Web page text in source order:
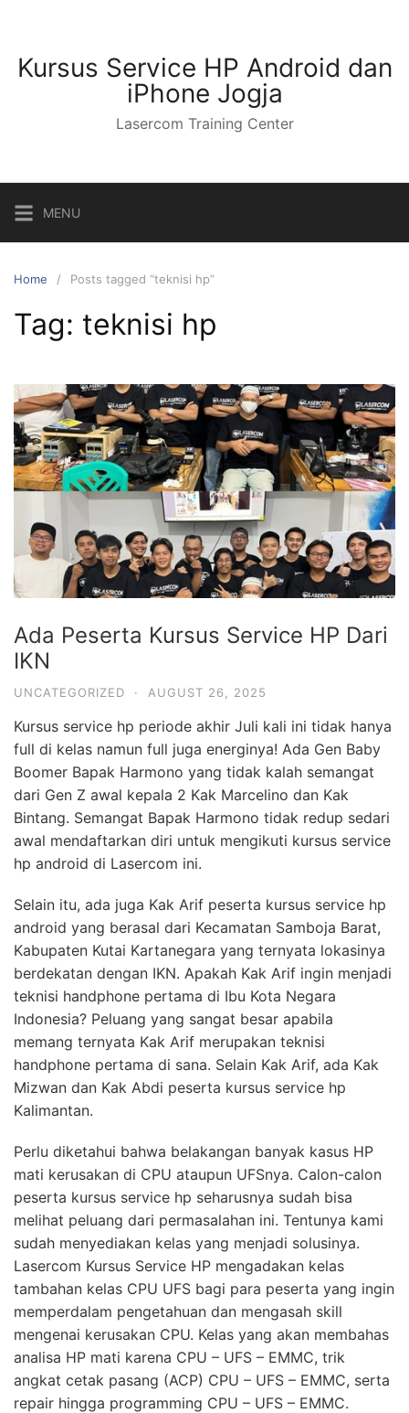
Kursus Service HP Android dan
iPhone Jogja
Lasercom Training Center
MENU
Home Posts tagged “teknisi hp”
Tag: teknisi hp
Ada Peserta Kursus Service HP Dari
IKN
UNCATEGORIZED · AUGUST 26, 2025
Kursus service hp periode akhir Juli kali ini tidak hanya
full di kelas namun full juga energinya! Ada Gen Baby
Boomer Bapak Harmono yang tidak kalah semangat
dari Gen Z awal kepala 2 Kak Marcelino dan Kak
Bintang. Semangat Bapak Harmono tidak redup sedari
awal mendaftarkan diri untuk mengikuti kursus service
hp android di Lasercom ini.
Selain itu, ada juga Kak Arif peserta kursus service hp
android yang berasal dari Kecamatan Samboja Barat,
Kabupaten Kutai Kartanegara yang ternyata lokasinya
berdekatan dengan IKN. Apakah Kak Arif ingin menjadi
teknisi handphone pertama di Ibu Kota Negara
Indonesia? Peluang yang sangat besar apabila
memang ternyata Kak Arif merupakan teknisi
handphone pertama di sana. Selain Kak Arif, ada Kak
Mizwan dan Kak Abdi peserta kursus service hp
Kalimantan.
Perlu diketahui bahwa belakangan banyak kasus HP
mati kerusakan di CPU ataupun UFSnya. Calon-calon
peserta kursus service hp seharusnya sudah bisa
melihat peluang dari permasalahan ini. Tentunya kami
sudah menyediakan kelas yang menjadi solusinya.
Lasercom Kursus Service HP mengadakan kelas
tambahan kelas CPU UFS bagi para peserta yang ingin
memperdalam pengetahuan dan mengasah skill
mengenai kerusakan CPU. Kelas yang akan membahas
analisa HP mati karena CPU – UFS – EMMC, trik
angkat cetak pasang (ACP) CPU – UFS – EMMC, serta
repair hingga programming CPU – UFS – EMMC.